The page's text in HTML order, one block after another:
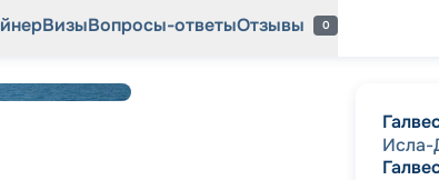
ВизыВопросы-ответыОтзывы 0
Исла-